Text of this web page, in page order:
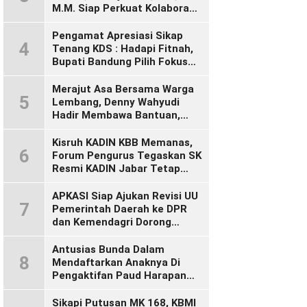
M.M. Siap Perkuat Kolaborasi
Lebih Maju dan Sejahtera
4
Pengamat Apresiasi Sikap
Tenang KDS : Hadapi Fitnah,
Bupati Bandung Pilih Fokus
5
Merajut Asa Bersama Warga
Lembang, Denny Wahyudi
Hadir Membawa Bantuan,
Menyalakan Semangat
Generasi Muda
6
Kisruh KADIN KBB Memanas,
Forum Pengurus Tegaskan SK
Resmi KADIN Jabar Tetap
Segera Bertindak
7
APKASI Siap Ajukan Revisi UU
Pemerintah Daerah ke DPR
dan Kemendagri Dorong
Daerah
8
Antusias Bunda Dalam
Mendaftarkan Anaknya Di
Pengaktifan Paud Harapan
Sikapi Putusan MK 168, KBMI